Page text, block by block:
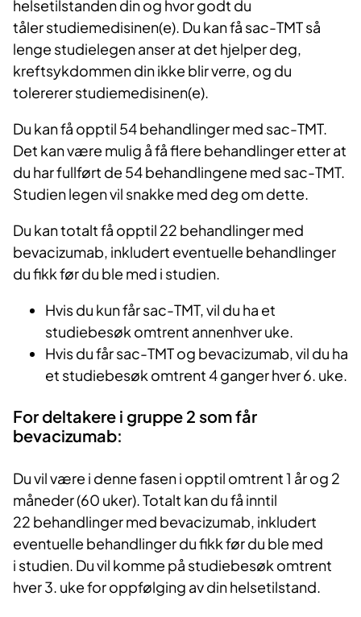
helsetilstanden din og hvor godt du
tåler studiemedisinen(e). Du kan få sac-TMT så
lenge studielegen anser at det hjelper deg,
kreftsykdommen din ikke blir verre, og du
tolererer studiemedisinen(e).
Du kan få opptil 54 behandlinger med sac-TMT.
Det kan være mulig å få flere behandlinger etter at
du har fullført de 54 behandlingene med sac-TMT.
Studien legen vil snakke med deg om dette.
Du kan totalt få opptil 22 behandlinger med
bevacizumab, inkludert eventuelle behandlinger
du fikk før du ble med i studien.
Hvis du kun får sac-TMT, vil du ha et
studiebesøk omtrent annenhver uke.
Hvis du får sac-TMT og bevacizumab, vil du ha
et studiebesøk omtrent 4 ganger hver 6. uke.
For deltakere i gruppe 2 som får
bevacizumab:
Du vil være i denne fasen i opptil omtrent 1 år og 2
måneder (60 uker). Totalt kan du få inntil
22 behandlinger med bevacizumab, inkludert
eventuelle behandlinger du fikk før du ble med
i studien. Du vil komme på studiebesøk omtrent
hver 3. uke for oppfølging av din helsetilstand.